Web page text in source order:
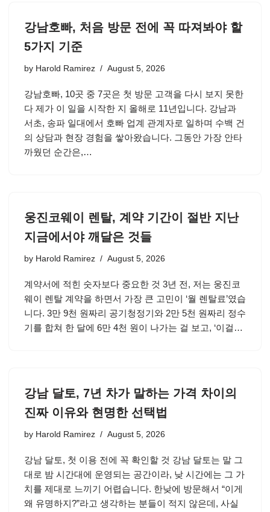
강남호빠, 처음 방문 전에 꼭 따져봐야 할
5가지 기준
by Harold Ramirez August 5, 2026
강남호빠, 10곳 중 7곳은 첫 방문 고객을 다시 보지 못한
다 제가 이 일을 시작한 지 올해로 11년입니다. 강남과
서초, 송파 일대에서 호빠 업계 관계자로 일하며 수백 건
의 상담과 현장 경험을 쌓아왔습니다. 그동안 가장 안타
까웠던 순간은,…
웅진코웨이 렌탈, 계약 기간이 절반 지난
지금에서야 깨달은 것들
by Harold Ramirez August 5, 2026
계약서에 적힌 숫자보다 중요한 것 3년 전, 저는 웅진코
웨이 렌탈 계약을 하면서 가장 큰 고민이 ‘월 렌탈료’였습
니다. 3만 9천 원짜리 공기청정기와 2만 5천 원짜리 정수
기를 합쳐 한 달에 6만 4천 원이 나가는 걸 보고, ‘이걸…
강남 달토, 7년 차가 말하는 가격 차이의
진짜 이유와 현명한 선택법
by Harold Ramirez August 5, 2026
강남 달토, 첫 이용 전에 꼭 확인할 것 강남 달토는 말 그
대로 밤 시간대에 운영되는 공간이라, 낮 시간에는 그 가
치를 제대로 느끼기 어렵습니다. 한낮에 방문해서 “이게
왜 유명하지?”라고 생각하는 분들이 적지 않은데, 사실